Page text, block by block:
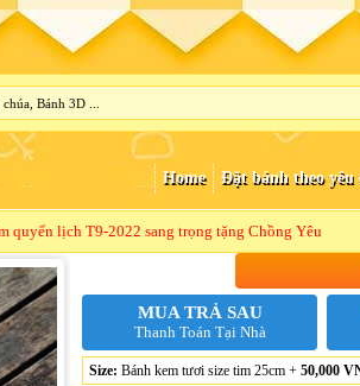
Home Đặt bánh theo yêu
quyển lịch T9-2022 sang trọng tặng Chồng Yêu
MUA TRẢ SAU
Thanh Toán Tại Nhà
Size: Bánh kem tươi size tim 25cm + 50,000